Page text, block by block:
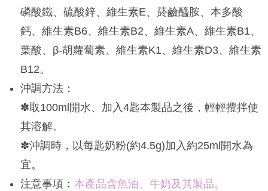
磷酸鐵、硫酸鋅、維生素E、菸鹼醯胺、本多酸
鈣、維生素B6、維生素B2、維生素A、維生素B1、
葉酸、β‐胡蘿蔔素、維生素K1、維生素D3、維生素
B12。
沖調方法：
✽取100ml開水、加入4匙本製品之後，輕輕攪拌使
其溶解。
✽沖調時，以每匙奶粉(約4.5g)加入約25ml開水為
宜。
注意事項： 本產品含魚油、牛奶及其製品。